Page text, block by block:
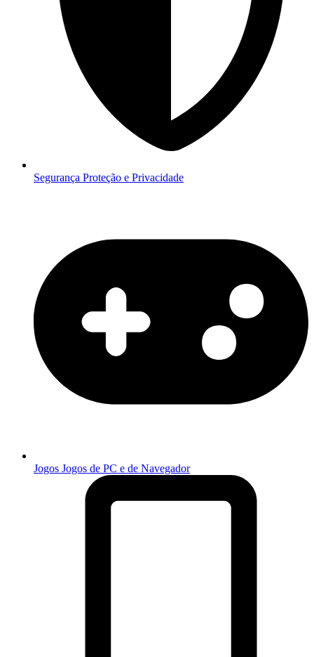
Segurança Proteção e Privacidade
Jogos Jogos de PC e de Navegador